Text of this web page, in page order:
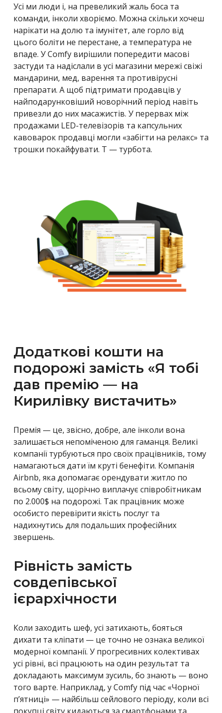
Усі ми люди і, на превеликий жаль боса та
команди, інколи хворіємо. Можна скільки хочеш
нарікати на долю та імунітет, але горло від
цього боліти не перестане, а температура не
впаде. У Comfy вирішили попередити масові
застуди та надіслали в усі магазини мережі свіжі
мандарини, мед, варення та противірусні
препарати. А щоб підтримати продавців у
найподарунковіший новорічний період навіть
привезли до них масажистів. У перервах між
продажами LED-телевізорів та капсульних
кавоварок продавці могли «забігти на релакс» та
трошки покайфувати. Т — турбота.
Додаткові кошти на
подорожі замість «Я тобі
дав премію — на
Кирилівку вистачить»
Премія — це, звісно, добре, але інколи вона
залишається непоміченою для гаманця. Великі
компанії турбуються про своїх працівників, тому
намагаються дати їм круті бенефіти. Компанія
Airbnb, яка допомагає орендувати житло по
всьому світу, щорічно виплачує співробітникам
по 2.000$ на подорожі. Так працівник може
особисто перевірити якість послуг та
надихнутись для подальших професійних
звершень.
Рівність замість
совдепівської
ієрархічности
Коли заходить шеф, усі затихають, бояться
дихати та кліпати — це точно не ознака великої
модерної компанії. У прогресивних колективах
усі рівні, всі працюють на один результат та
докладають максимум зусиль, бо знають — воно
того варте. Наприклад, уComfy під час «Чорної
п’ятниці» — найбільш сейлового періоду, коли всі
покупці світу кидаються за смартфонами та